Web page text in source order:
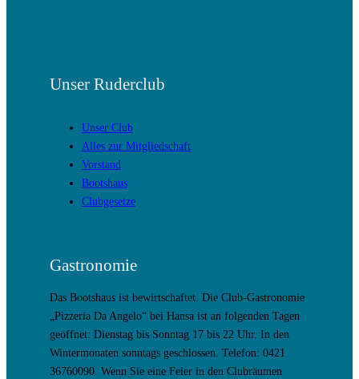
Unser Ruderclub
Unser Club
Alles zur Mitgliedschaft
Vorstand
Bootshaus
Clubgesetze
Gastronomie
Das Bootshaus ist bewirtschaftet. Die Club-Gastronomie
„Pizzeria Da Angelo“ bei Hansa ist an folgenden Tagen
geöffnet: Dienstag bis Sonntag 17 bis 22 Uhr. In den
Wintermonaten sonntags geschlossen. Telefon: 0421
36760090. Wenn Sie eine Feier in den Clubräumen